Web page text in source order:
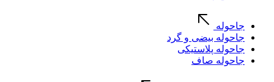
جاحوله
جاحوله بیضی و گرد
جاحوله پلاستیکی
جاحوله صاف